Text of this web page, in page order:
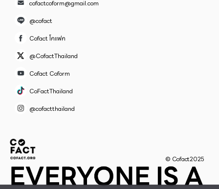
cofactcoform@gmail.com
@cofact
Cofact โคแฟค
@CofactThailand
Cofact Coform
CoFactThailand
@cofactthailand
© Cofact2025